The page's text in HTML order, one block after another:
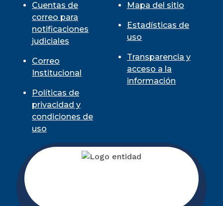
Cuentas de
correo para
notificaciones
judiciales
Correo
Institucional
Políticas de
privacidad y
condiciones de
uso
Mapa del sitio
Estadísticas de
uso
Transparencia y
acceso a la
información